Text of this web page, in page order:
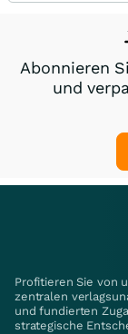
Abonnieren
und
Profitieren Sie von
zentralen
und fundierten
strategische